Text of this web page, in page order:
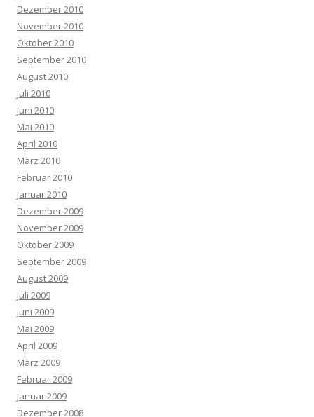
Dezember 2010
November 2010
Oktober 2010
September 2010
August 2010
Juli 2010
Juni 2010
Mai 2010
April 2010
März 2010
Februar 2010
Januar 2010
Dezember 2009
November 2009
Oktober 2009
September 2009
August 2009
Juli 2009
Juni 2009
Mai 2009
April 2009
März 2009
Februar 2009
Januar 2009
Dezember 2008